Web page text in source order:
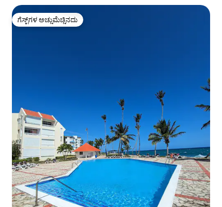
ಗೆಸ್ಟ್‌ಗಳ ಅಚ್ಚುಮೆಚ್ಚಿನದು
ಗೆಸ್ಟ್‌ಗಳ ಅಚ್ಚುಮೆಚ್ಚಿನದು